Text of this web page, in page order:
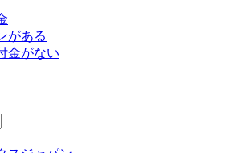
がある
金がない